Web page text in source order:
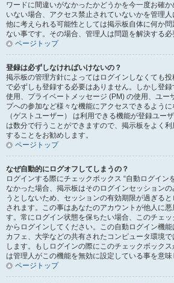
ワードに間違いがなかったかどうかを今一度お確
いない場合、アクセス禁止されていないかを管理人
他に考えられる可能性としては掲示板自体に何か
ない事です。その場合、管理人は問題を解決する必
ページトップ
登録は必ずしなければいけないの？
掲示板の管理方針によってはログインしなくても
で必ずしも登録する必要はありません。しかし登
使用、プライベートメッセージ (PM) の使用、ユー
プへの参加など様々な機能にアクセスできるよう
（ゲストユーザー） は利用できる機能が登録ユー
は数分で行うことができますので、掲示板をよく
することをお勧めします。
ページトップ
なぜ自動的にログオフしてしまうの？
ログインする際にチェックボックス “自動ログイン
なかった場合、掲示板はそのログインセッション
うとしないため、セッションの有効期限が過ぎる
されます。この事はあなたのアカウントが他人に
す。常にログイン状態を保ちたい場合、このチェ
からログインしてください。この自動ログイン機
カフェ、大学などの共有されたコンピュータ環境
します。もしログインの際にこのチェックボック
は管理人がこの機能を無効に設定している事を意味
ページトップ